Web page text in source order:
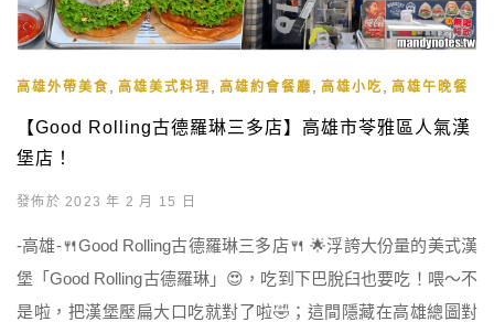
高雄外帶美食 高雄美式料理 高雄約會餐廳 高雄小吃 高雄午晚餐
【Good Rolling古德羅琳三多店】高雄市苓雅區人氣漢
堡店！
發佈於 2023 年 2 月 15 日
-高雄-🍴Good Rolling古德羅琳三多店🍴 🌟浮誇大份量的美式漢
堡「Good Rolling古德羅琳」😍，吃到下巴脫臼也要吃！喂～不
是啦，把漢堡壓扁大口吃就對了啦🤣；這間隱藏在高雄總圖對